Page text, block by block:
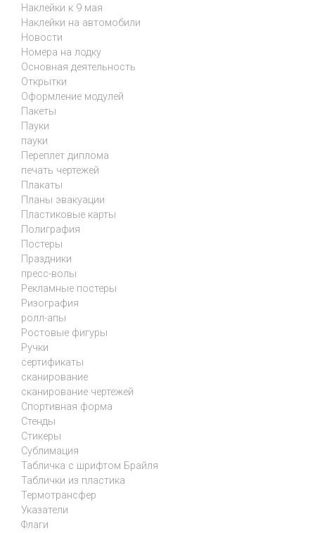
Наклейки к 9 мая
Наклейки на автомобили
Новости
Номера на лодку
Основная деятельность
Открытки
Оформление модулей
Пакеты
Пауки
пауки
Переплет диплома
печать чертежей
Плакаты
Планы эвакуации
Пластиковые карты
Полиграфия
Постеры
Праздники
пресс-волы
Рекламные постеры
Ризография
ролл-апы
Ростовые фигуры
Ручки
сертификаты
сканирование
сканирование чертежей
Спортивная форма
Стенды
Стикеры
Сублимация
Табличка с шрифтом Брайля
Таблички из пластика
Термотрансфер
Указатели
Флаги